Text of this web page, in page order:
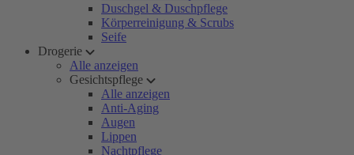
Duschgel & Duschpflege
Körperreinigung & Scrubs
Seife
Drogerie
Alle anzeigen
Gesichtspflege
Alle anzeigen
Anti-Aging
Augen
Lippen
Nachtpflege